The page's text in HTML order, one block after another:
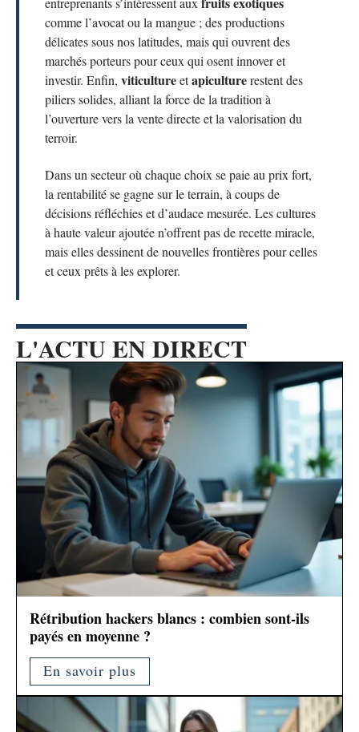
comme l’avocat ou la mangue ; des productions
délicates sous nos latitudes, mais qui ouvrent des
marchés porteurs pour ceux qui osent innover et
investir. Enfin, viticultureetapiculturerestent des
piliers solides, alliant la force de la tradition à
l’ouverture vers la vente directe et la valorisation du
terroir.
Dans un secteur où chaque choix se paie au prix fort,
la rentabilité se gagne sur le terrain, à coups de
décisions réfléchies et d’audace mesurée. Les cultures
à haute valeur ajoutée n’offrent pas de recette miracle,
mais elles dessinent de nouvelles frontières pour celles
et ceux prêts à les explorer.
L'ACTU EN DIRECT
Rétribution hackers blancs : combien sont-ils
payés en moyenne ?
En savoir plus